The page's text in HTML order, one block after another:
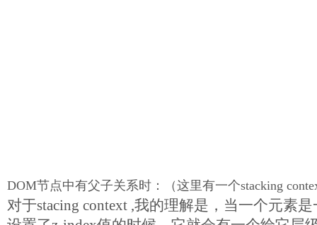
DOM节点中有父子关系时：（这里有一个stacking
对于stacing context ,我的理解是，当一个元素